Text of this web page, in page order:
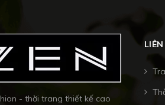
- thời trang thiết kế cao